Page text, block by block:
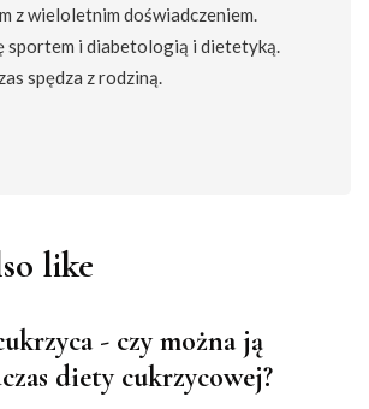
z wieloletnim doświadczeniem.
sportem i diabetologią i dietetyką.
spędza z rodziną.
like
- czy można ją
diety cukrzycowej?